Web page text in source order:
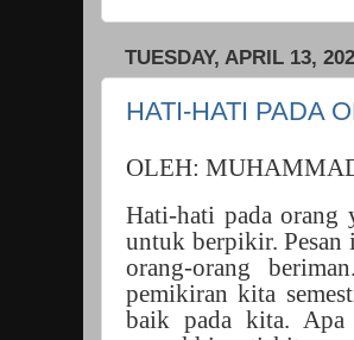
TUESDAY, APRIL 13,
HATI-HATI PADA
OLEH:
Hati-hati pada orang
untuk berpikir.
orang-orang
pemikiran kita
baik pada kita.